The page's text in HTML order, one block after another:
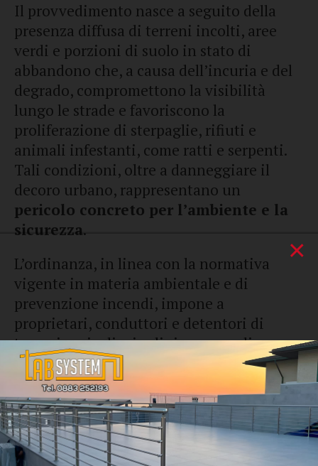
Il provvedimento nasce a seguito della
presenza diffusa di terreni incolti, aree
verdi e porzioni di suolo in stato di
abbandono che, a causa dell’incuria e del
degrado, compromettono la visibilità
lungo le strade e favoriscono la
proliferazione di sterpaglie, rifiuti e
animali infestanti, come ratti e serpenti.
Tali condizioni, oltre a danneggiare il
decoro urbano, rappresentano un
pericolo concreto per l’ambiente e la
sicurezza.
L’ordinanza, in linea con la normativa
vigente in materia ambientale e di
prevenzione incendi, impone a
proprietari, conduttori e detentori di
terreni agricoli, giardini, aree verdi
abbandonate, pertinenze, immobili
disabitati e lotti urbanizzati una serie di
obblighi da adempiere entro 15 giorni
dalla notifica e, in ogni caso, entro il 30
novembre di ogni anno. Nello specifico:
×